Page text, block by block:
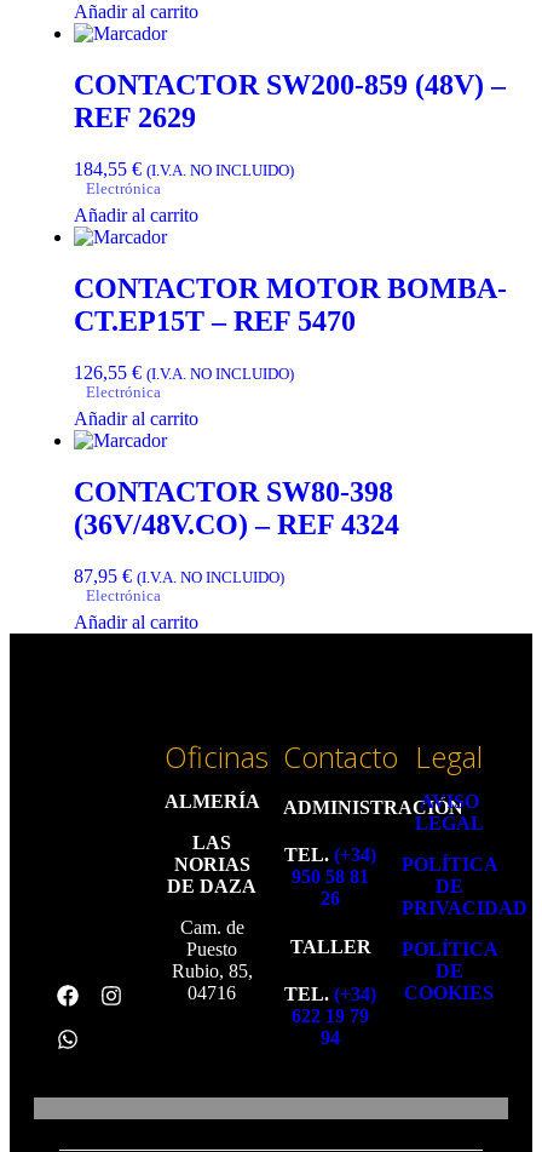
Añadir al carrito
CONTACTOR SW200-859 (48V) –
REF 2629
184,55 € (I.V.A. NO INCLUIDO)
Electrónica
Añadir al carrito
CONTACTOR MOTOR BOMBA-
CT.EP15T – REF 5470
126,55 € (I.V.A. NO INCLUIDO)
Electrónica
Añadir al carrito
CONTACTOR SW80-398
(36V/48V.CO) – REF 4324
87,95 € (I.V.A. NO INCLUIDO)
Electrónica
Añadir al carrito
Oficinas
ALMERÍA
LAS
NORIAS
DE DAZA
Cam. de
Puesto
Rubio, 85,
04716
Contacto
ADMINISTRACIÓN
TEL. (+34)
950 58 81
26
TALLER
TEL. (+34)
622 19 79
94
Legal
AVISO
LEGAL
POLÍTICA
DE
PRIVACIDAD
POLÍTICA
DE
COOKIES